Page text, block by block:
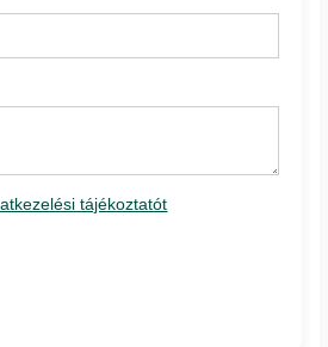
tájékoztatót